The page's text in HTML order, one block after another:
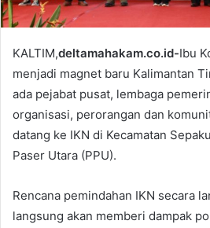
KALTIM,deltamahakam.co.id-Ibu
menjadi magnet baru Kalimantan
ada pejabat pusat, lembaga
organisasi, perorangan dan
datang ke IKN di Kecamatan
Paser Utara (PPU).
Rencana pemindahan IKN secara
langsung akan memberi dampak